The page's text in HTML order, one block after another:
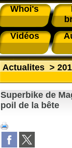
Whoi's
Vidéos
Actualites >
Superbike de
poil de la bête